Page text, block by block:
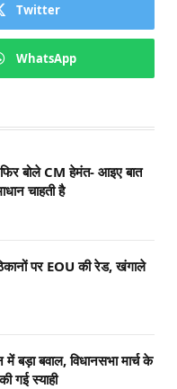
Twitter
WhatsApp
बोले CM हेमंत- आइए बात
चाहती है
पर EOU की रेड, खंगाले
बड़ा बवाल, विधानसभा मार्च के
गई स्याही